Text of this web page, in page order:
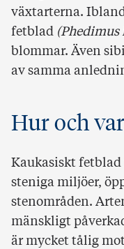
växtarterna.
fetblad (Phedimus
blommar. Även
av samma
Hur och
Kaukasiskt
steniga miljöer,
stenområden.
mänskligt
är mycket tålig